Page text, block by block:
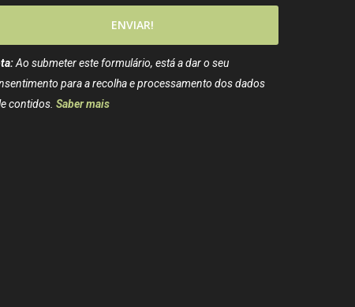
ENVIAR!
Ao submeter este formulário, está a dar o seu
para a recolha e processamento dos dados
contidos. Saber mais